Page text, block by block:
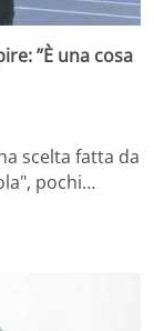
”È una cosa
scelta fatta da
pochi…